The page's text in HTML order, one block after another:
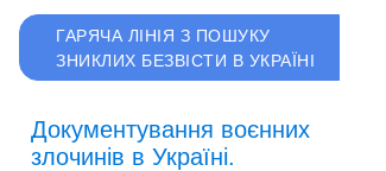
ГАРЯЧА ЛІНІЯ З ПОШУКУ
ЗНИКЛИХ БЕЗВІСТИ В УКРАЇНІ
Документування воєнних
злочинів в Україні.